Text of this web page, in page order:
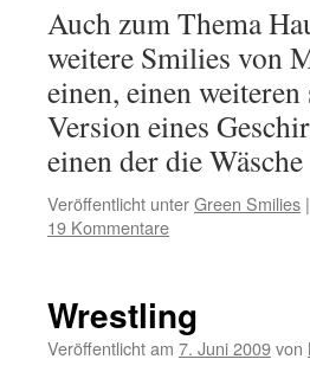
Auch zum Thema
weitere Smilies von
einen, einen
Version eines
einen der die
Veröffentlicht unterGreen Smilies |
19 Kommentare
Wrestling
Veröffentlicht am 7. Juni 2009von